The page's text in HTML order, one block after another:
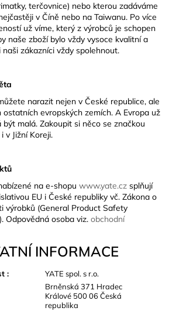
terčovnice) nebo kterou zadáváme
v Číně nebo na Taiwanu. Po více
už víme, který z výrobců je schopen
naše zboží bylo vždy vysoce kvalitní a
zákazníci vždy spolehnout.
narazit nejen v České republice, ale
ostatních evropských zemích. A Evropa už
být malá. Zakoupit si něco se značkou
v Jižní Koreji.
na e-shopu www.yate.cz splňují
EU i České republiky vč. Zákona o
výrobků (General Product Safety
Odpovědná osoba viz. obchodní
INFORMACE
: YATE spol. s r.o.
Brněnská 371 Hradec
Králové 500 06 Česká
republika